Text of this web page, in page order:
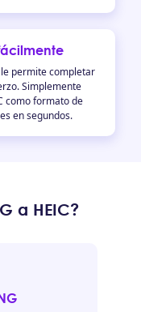
le permite completar
Simplemente
como formato de
en segundos.
a HEIC?